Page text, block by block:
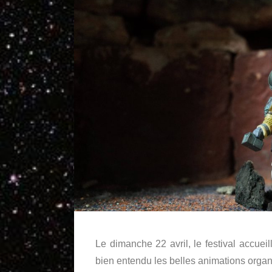
Le dimanche 22 avril, le festival
bien entendu les belles animations